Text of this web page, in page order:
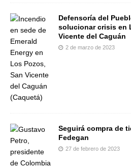
Defensoría del
solucionar crisis en
Vicente del Caguán
2 de marzo de 2023
Seguirá compra de
Fedegan
27 de febrero de 2023